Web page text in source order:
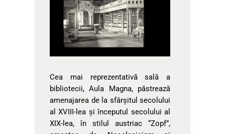
Cea mai reprezentativă sală a
bibliotecii, Aula Magna, păstrează
amenajarea de la sfârşitul secolului
al XVIII-lea şi începutul secolului al
XIX-lea, în stilul austriac “Zopf”,